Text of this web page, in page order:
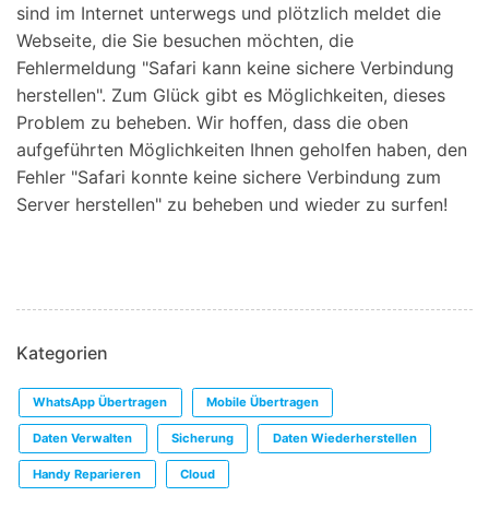
sind im Internet unterwegs und plötzlich meldet die
Webseite, die Sie besuchen möchten, die
Fehlermeldung "Safari kann keine sichere Verbindung
herstellen". Zum Glück gibt es Möglichkeiten, dieses
Problem zu beheben. Wir hoffen, dass die oben
aufgeführten Möglichkeiten Ihnen geholfen haben, den
Fehler "Safari konnte keine sichere Verbindung zum
Server herstellen" zu beheben und wieder zu surfen!
Kategorien
WhatsApp Übertragen Mobile Übertragen
Daten Verwalten Sicherung Daten Wiederherstellen
Handy Reparieren Cloud